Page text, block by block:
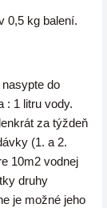
0,5 kg balení.
do
: 1 litru vody.
za týždeň
(1. a 2.
10m2 vodnej
druhy
je možné jeho